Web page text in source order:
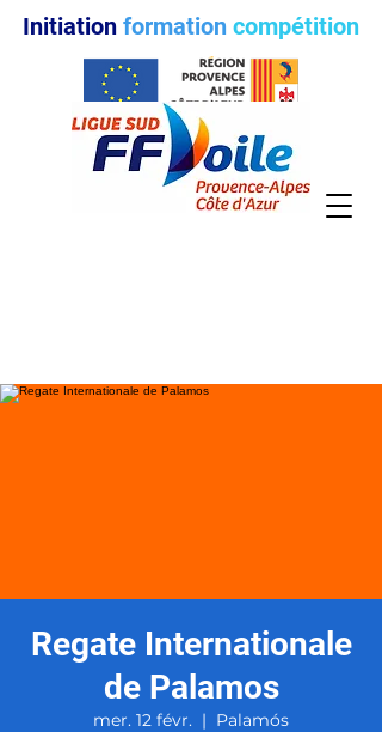
Initiation formation compétition
Regate Internationale
de Palamos
mer. 12 févr.
  |
Palamós